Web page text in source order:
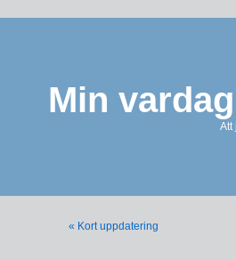
Min
Att
« Kort uppdatering